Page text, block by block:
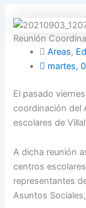
Reunión
Areas,
martes,
El pasado
coordinación del
escolares de
A dicha reunión
centros
representantes
Asuntos